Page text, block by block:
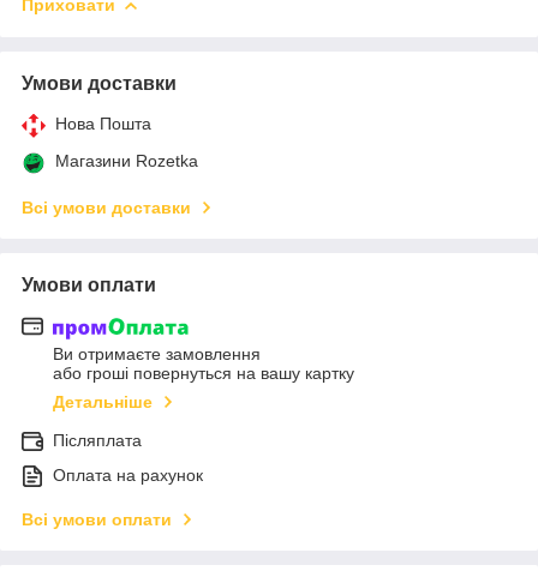
Приховати
Умови доставки
Нова Пошта
Магазини Rozetka
Всі умови доставки
Умови оплати
Ви отримаєте замовлення
або гроші повернуться на вашу картку
Детальніше
Післяплата
Оплата на рахунок
Всі умови оплати